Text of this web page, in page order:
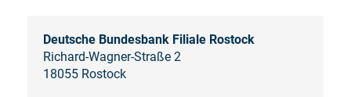
Deutsche Bundesbank Filiale Rostock
Richard-Wagner-Straße 2
18055 Rostock